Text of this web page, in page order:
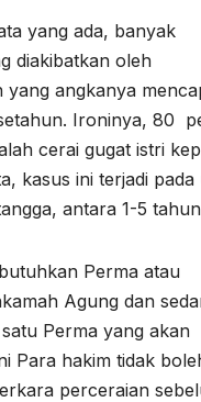
yang ada, banyak
diakibatkan oleh
yang angkanya
Ironinya, 80
cerai gugat istri
kasus ini terjadi pada
antara 1-5
Perma atau
Agung dan
Perma yang akan
Para hakim tidak
perceraian